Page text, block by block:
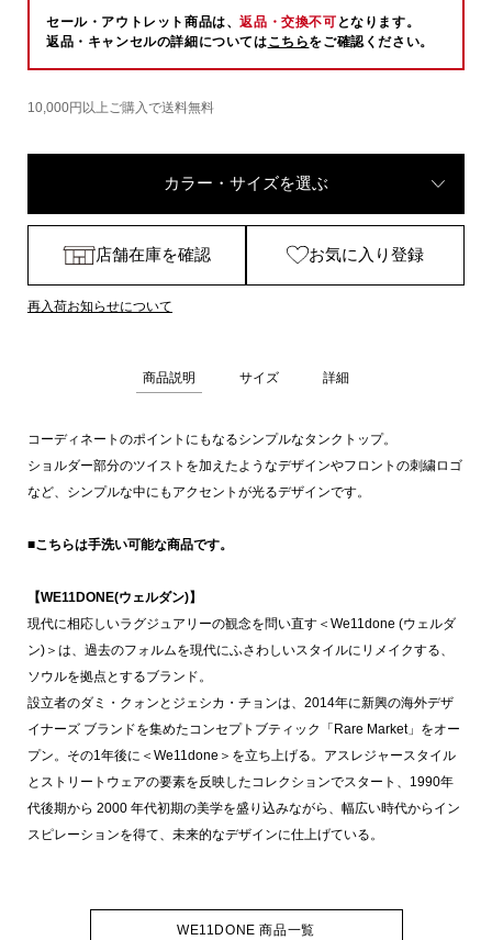
セール・アウトレット商品は、返品・交換不可 となります。
返品・キャンセルの詳細についてはこちらをご確認ください。
10,000円以上ご購入で送料無料
カラー・サイズを選ぶ
店舗在庫を確認 お気に入り登録
再入荷お知らせについて
商品説明 サイズ 詳細
コーディネートのポイントにもなるシンプルなタンクトップ。
ショルダー部分のツイストを加えたようなデザインやフロントの刺繍ロゴ
など、シンプルな中にもアクセントが光るデザインです。
■こちらは手洗い可能な商品です。
【WE11DONE(ウェルダン)】
現代に相応しいラグジュアリーの観念を問い直す＜We11done (ウェルダ
ン)＞は、過去のフォルムを現代にふさわしいスタイルにリメイクする、
ソウルを拠点とするブランド。
設立者のダミ・クォンとジェシカ・チョンは、2014年に新興の海外デザ
イナーズ ブランドを集めたコンセプトブティック「Rare Market」をオー
プン。その1年後に＜We11done＞を立ち上げる。アスレジャースタイル
とストリートウェアの要素を反映したコレクションでスタート、1990年
代後期から 2000 年代初期の美学を盛り込みながら、幅広い時代からイン
スピレーションを得て、未来的なデザインに仕上げている。
WE11DONE 商品一覧